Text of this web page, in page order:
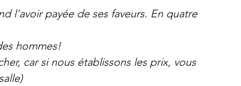
l'avoir payée de ses faveurs. En quatre
hommes!
car si nous établissons les prix, vous